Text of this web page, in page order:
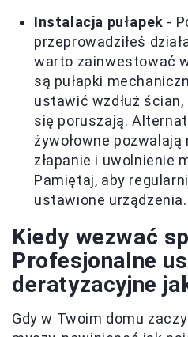
Instalacja pułapek -
przeprowadziłeś
warto zainwestować
są pułapki
ustawić wzdłuż
się poruszają.
żywołowne
złapanie i uwolnienie
Pamiętaj, aby
ustawione urządzenia.
Kiedy wezwać
Profesjonalne
deratyzacyjne
Gdy w Twoim domu